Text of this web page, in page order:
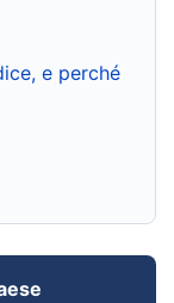
e perché